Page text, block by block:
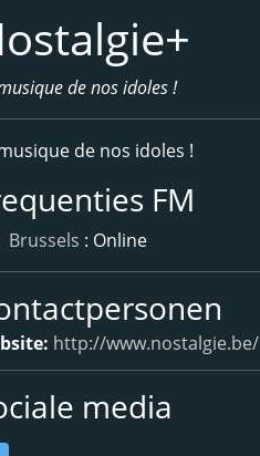
de nos idoles !
de nos idoles !
FM
Brussels : Online
http://www.nostalgie.be/
media